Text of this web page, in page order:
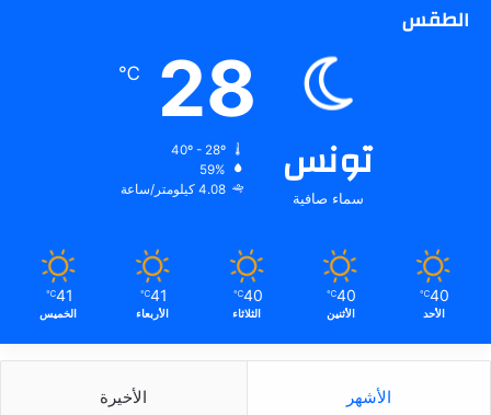
الطقس
تونس
سماء صافية
28
℃
59%
4.08 كيلومتر/ساعة
40
℃
الأحد
40
℃
الأثنين
40
℃
الثلاثاء
41
℃
الأربعاء
41
℃
الخميس
الأشهر الأخيرة